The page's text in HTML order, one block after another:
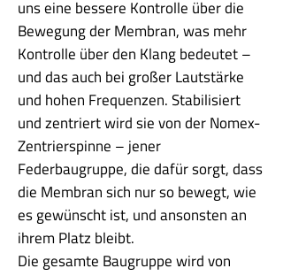
uns eine bessere Kontrolle über die
Bewegung der Membran, was mehr
Kontrolle über den Klang bedeutet –
und das auch bei großer Lautstärke
und hohen Frequenzen. Stabilisiert
und zentriert wird sie von der Nomex-
Zentrierspinne – jener
Federbaugruppe, die dafür sorgt, dass
die Membran sich nur so bewegt, wie
es gewünscht ist, und ansonsten an
ihrem Platz bleibt.
Die gesamte Baugruppe wird von